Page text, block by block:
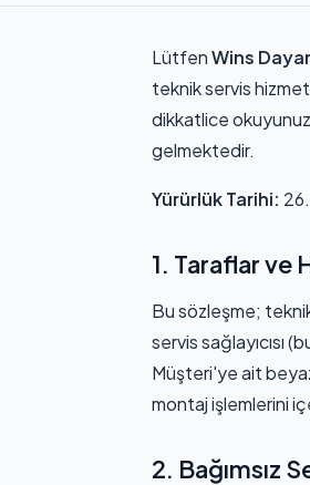
LütfenWins
teknik servis
dikkatlice
gelmektedir.
Yürürlük Tarihi:
1. Taraflar ve
Bu sözleşme;
servis sağlayıcısı
Müşteri'ye ait beyaz
montaj işlemlerini
2. Bağımsız